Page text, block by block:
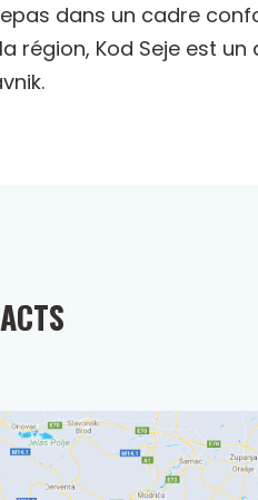
dans un cadre
région, Kod Seje est